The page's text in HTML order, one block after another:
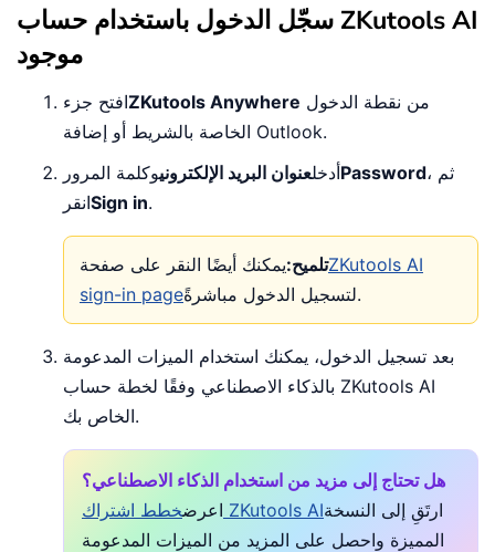
سجّل الدخول باستخدام حساب ZKutools AI
موجود
افتح جزءZKutools Anywhere
الخاصة بالشريط أو إضافة Outlook.
أدخلعنوان البريد الإلكترونيوكلمة المرور Password، ثم
انقرSign in.
تلميح:يمكنك أيضًا النقر على صفحة
ZKutools AI
sign-in page
لتسجيل الدخول مباشرةً.
بعد تسجيل الدخول، يمكنك استخدام الميزات المدعومة
بالذكاء الاصطناعي وفقًا لخطة حساب ZKutools AI
الخاص بك.
هل تحتاج إلى مزيد من استخدام الذكاء الاصطناعي؟
اعرض خطط اشتراك ZKutools AIارتَقِ إلى النسخة
المميزة واحصل على المزيد من الميزات المدعومة